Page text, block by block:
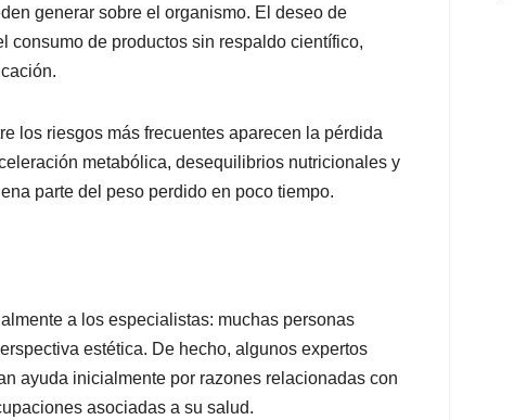
generar sobre el organismo. El deseo de
consumo de productos sin respaldo científico,
los riesgos más frecuentes aparecen la pérdida
metabólica, desequilibrios nutricionales y
parte del peso perdido en poco tiempo.
a los especialistas: muchas personas
estética. De hecho, algunos expertos
ayuda inicialmente por razones relacionadas con
asociadas a su salud.